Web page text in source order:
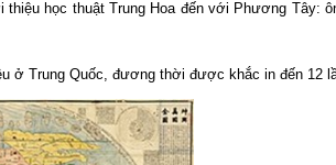
học thuật Trung Hoa đến với Phương Tây:
ở Trung Quốc, đương thời được khắc in đến 12